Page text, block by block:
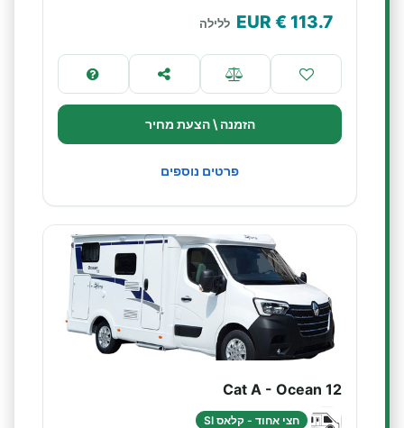
113.7
€ EUR ללילה
הזמנה \ הצעת מחיר
פרטים נוספים
Cat A - Ocean 12
חצי אחוד - קלאס SI